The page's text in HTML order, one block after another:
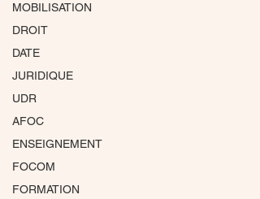
MOBILISATION
DROIT
DATE
JURIDIQUE
UDR
AFOC
ENSEIGNEMENT
FOCOM
FORMATION